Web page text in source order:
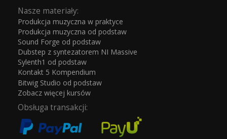
Nasze materiały:
Produkcja muzyczna w praktyce
Produkcja muzyczna od podstaw
Sound Forge od podstaw
Dubstep z syntezatorem NI Massive
Sylenth1 od podstaw
Kontakt 5 Kompendium
Bitwig Studio od podstaw
Zobacz więcej kursów
Obsługa transakcji: